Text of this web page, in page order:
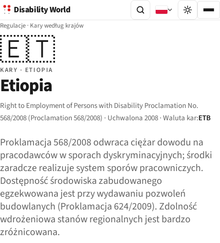
Disability World
Regulacje · Kary według krajów
🇪🇹
KARY · ETIOPIA
Etiopia
Right to Employment of Persons with Disability Proclamation No.
568/2008 (Proclamation 568/2008) · Uchwalona 2008 · Waluta kar:ETB
Proklamacja 568/2008 odwraca ciężar dowodu na
pracodawców w sporach dyskryminacyjnych; środki
zaradcze realizuje system sporów pracowniczych.
Dostępność środowiska zabudowanego
egzekwowana jest przy wydawaniu pozwoleń
budowlanych (Proklamacja 624/2009). Zdolność
wdrożeniowa stanów regionalnych jest bardzo
zróżnicowana.